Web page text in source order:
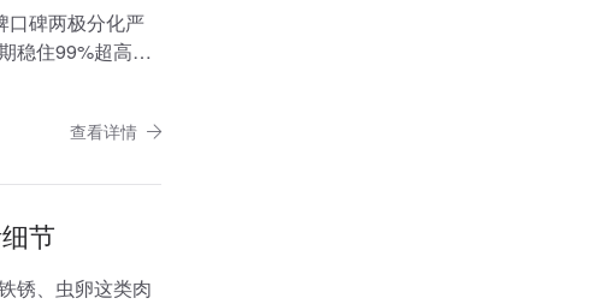
口碑两极分化严
稳住99%超高用
查看详情
节
锈、虫卵这类肉